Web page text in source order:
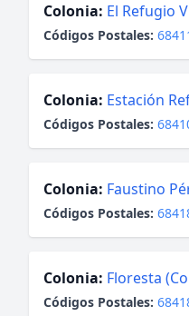
Colonia: El Refugio
Códigos Postales:
Colonia: Estación
Códigos Postales:
Colonia: Faustino
Códigos Postales:
Colonia: Floresta
Códigos Postales: